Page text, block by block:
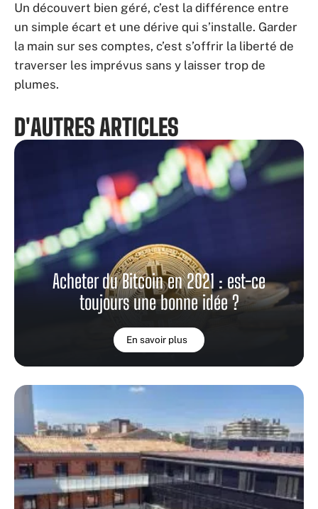
Un découvert bien géré, c’est la différence entre
un simple écart et une dérive qui s’installe. Garder
la main sur ses comptes, c’est s’offrir la liberté de
traverser les imprévus sans y laisser trop de
plumes.
D'AUTRES ARTICLES
Acheter du Bitcoin en 2021 : est-ce
toujours une bonne idée ?
En savoir plus